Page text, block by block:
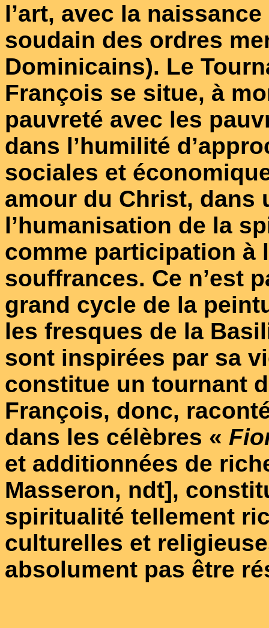
l’art, avec la
soudain des ordres
Dominicains). Le
François se situe, à
pauvreté avec les
dans l’humilité
sociales et
amour du Christ, dans
l’humanisation de la
comme participation à
souffrances. Ce n’est
grand cycle de la
les fresques de la
sont inspirées par sa
constitue un tournant
François, donc,
dans les célèbres «
et additionnées de
Masseron, ndt],
spiritualité tellement
culturelles et
absolument pas être